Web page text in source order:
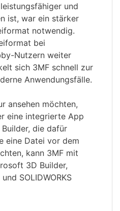
und
ist, war ein stärker
notwendig.
bei
Nutzern weiter
sich 3MF schnell zur
Anwendungsfälle.
ansehen möchten,
eine integrierte App
die dafür
eine Datei vor dem
kann 3MF mit
3D Builder,
SOLIDWORKS